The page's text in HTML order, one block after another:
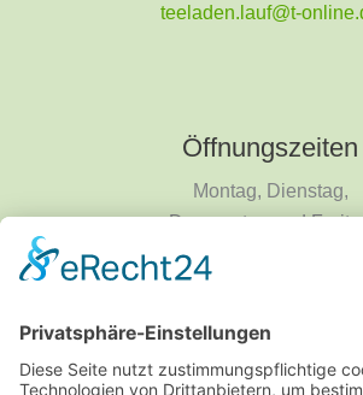
teeladen.lauf@t-
Öffnungszeiten
Montag, Dienstag,
Donnerstag und
9 - 14 Uhr